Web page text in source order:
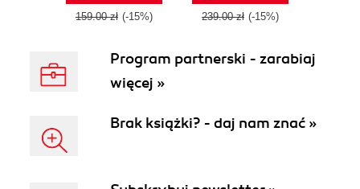
159.00 zł (-15%) 239.00 zł (-15%)
Program partnerski - zarabiaj
więcej »
Brak książki? - daj nam znać »